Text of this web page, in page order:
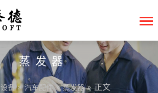
蒸发器
设备»汽车配件»蒸发器» 正文